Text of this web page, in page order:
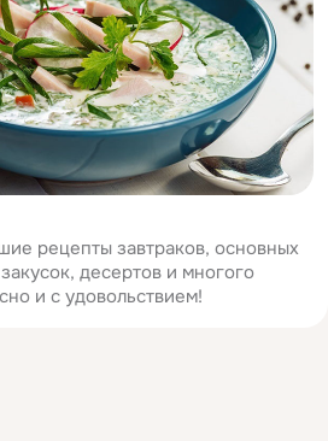
рецепты завтраков, основных
десертов и многого
и с удовольствием!